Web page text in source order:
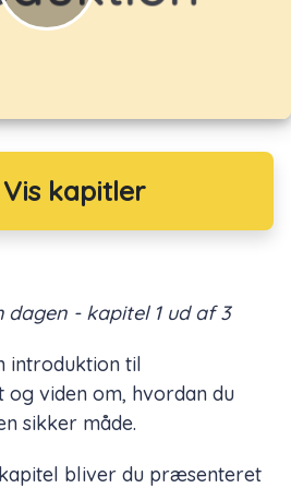
Afspil igen
Vis kapitler
- kapitel 1 ud af 3
introduktion til
viden om, hvordan du
sikker måde.
bliver du præsenteret